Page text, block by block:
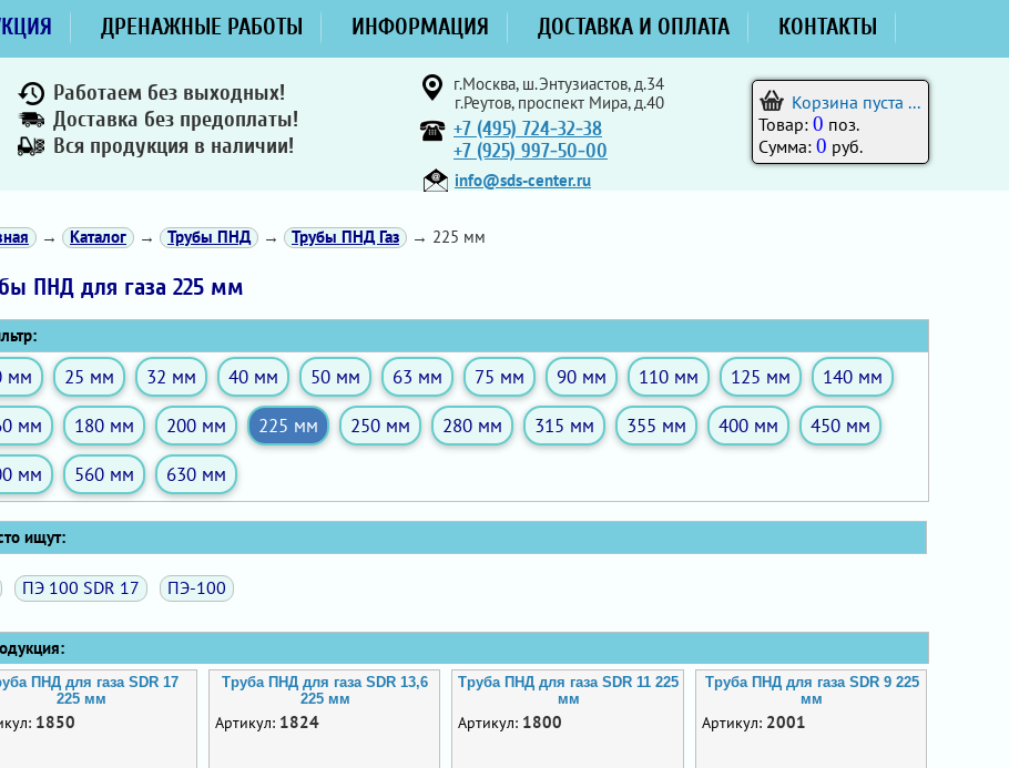
ДРЕНАЖНЫЕ РАБОТЫ ИНФОРМАЦИЯ ДОСТАВКА И ОПЛАТА КОНТАКТЫ
Работаем без выходных!
Доставка без предоплаты!
Вся продукция в наличии!
г.Москва, ш.Энтузиастов, д.34
г.Реутов, проспект Мира, д.40
+7 (495) 724-32-38
+7 (925) 997-50-00
info@sds-center.ru
Корзина пуста ...
Товар: 0 поз.
Сумма: 0 руб.
→ Каталог → Трубы ПНД → Трубы ПНД Газ → 225 мм
ПНД для газа 225 мм
мм 25 мм 32 мм 40 мм 50 мм 63 мм 75 мм 90 мм 110 мм 125 мм
140 мм
мм
180 мм 200 мм 225 мм 250 мм 280 мм 315 мм 355 мм 400 мм
450 мм
мм
560 мм 630 мм
ищут:
ПЭ 100 SDR 17 ПЭ-100
ПНД для газа SDR 17
225 мм
1850
Труба ПНД для газа SDR 13,6
225 мм
Артикул: 1824
Труба ПНД для газа SDR 11 225
мм
Артикул: 1800
Труба ПНД для газа SDR 9 225
мм
Артикул: 2001